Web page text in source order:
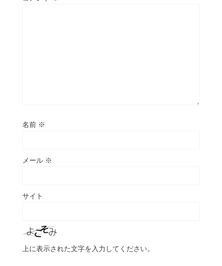
名前 ※
メール ※
サイト
上に表示された文字を入力してください。